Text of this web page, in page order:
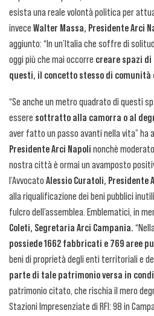
esista una reale volontà politica per
invece Walter Massa, Presidente Arci
aggiunto: “In un’Italia che soffre di
oggi più che mai occorre creare spazi di
questi, il concetto stesso di comunità
“Se anche un metro quadrato di questi
essere sottratto alla camorra o al
aver fatto un passo avanti nella vita” ha
Presidente Arci Napoli nonchè
nostra città è ormai un avamposto
l’Avvocato Alessio Curatoli, Presidente
alla riqualificazione dei beni pubblici
fulcro dell’assemblea. Emblematici, in
Coleti, Segretaria Arci Campania.
possiede 1662 fabbricati e 769 aree
beni di proprietà degli enti territoriali e
parte di tale patrimonio versa in
patrimonio citato, che rischia il mero
Stazioni Impresenziate di RFI: 98 in